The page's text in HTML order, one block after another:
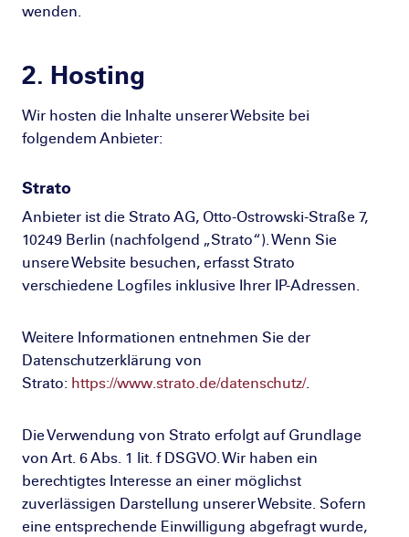
wenden.
2. Hosting
Wir hosten die Inhalte unserer Website bei
folgendem Anbieter:
Strato
Anbieter ist die Strato AG, Otto-Ostrowski-Straße 7,
10249 Berlin (nachfolgend „Strato“). Wenn Sie
unsere Website besuchen, erfasst Strato
verschiedene Logfiles inklusive Ihrer IP-Adressen.
Weitere Informationen entnehmen Sie der
Datenschutzerklärung von
Strato: https://www.strato.de/datenschutz/.
Die Verwendung von Strato erfolgt auf Grundlage
von Art. 6 Abs. 1 lit. f DSGVO. Wir haben ein
berechtigtes Interesse an einer möglichst
zuverlässigen Darstellung unserer Website. Sofern
eine entsprechende Einwilligung abgefragt wurde,